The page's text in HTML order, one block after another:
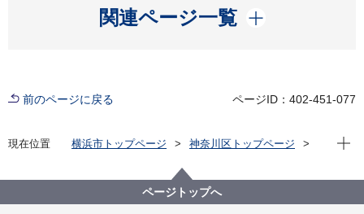
関連ページ一覧
開く
前のページに戻る ページID：402-451-077
現在位置 横浜市トップページ
神奈川区トップページ
区長瓦版（令和５年度）
５月 おさんぽしながら防災・減災を学びました
現在
ページトップへ